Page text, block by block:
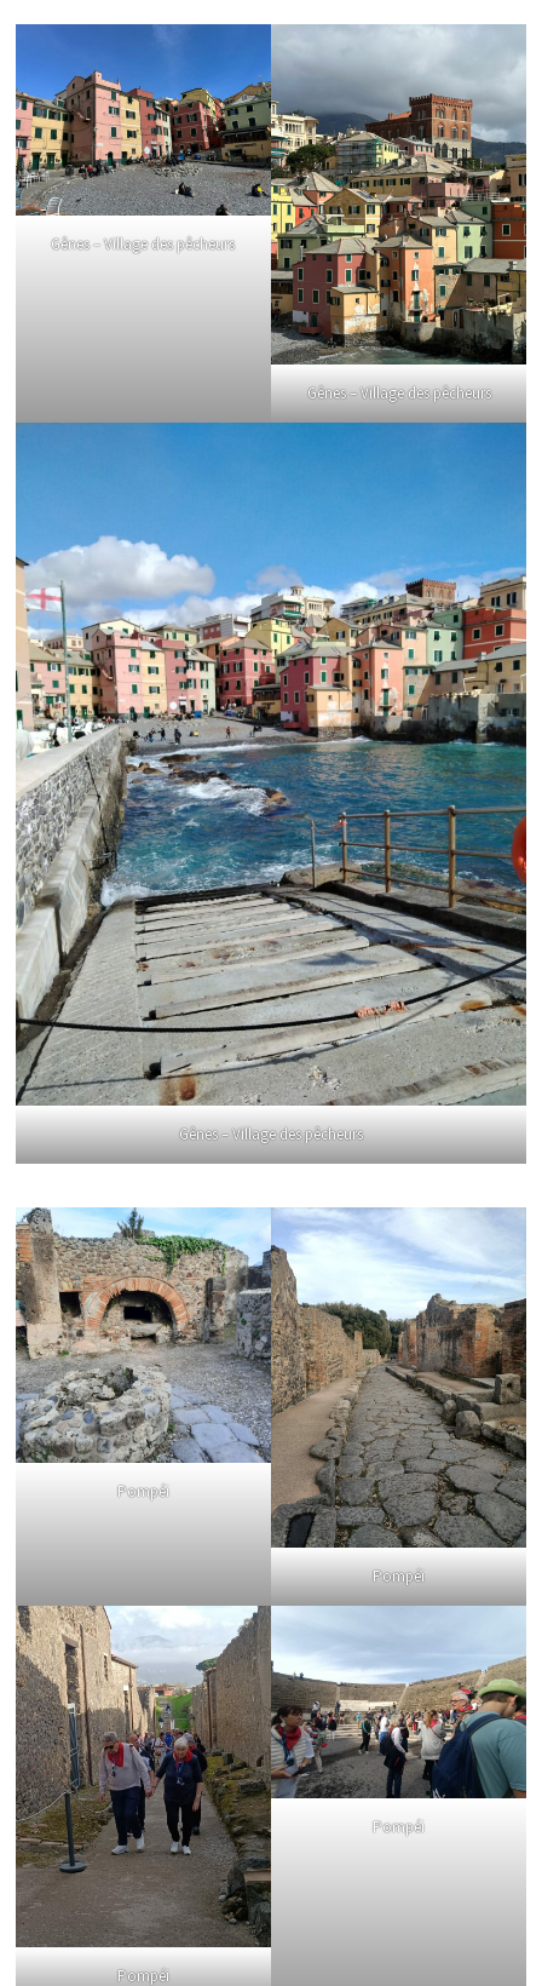
Gênes – Village des pêcheurs
Gênes – Village des pêcheurs
Gênes – Village des pêcheurs
Pompéi
Pompéi
Pompéi
Pompéi